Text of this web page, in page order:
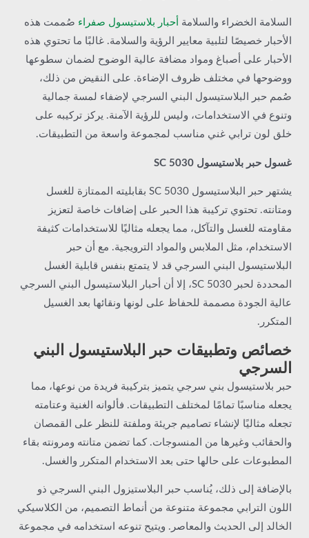
السلامة الخضراء والسلامة أحبار بلاستيسول صفراء صُممت هذه
الأحبار خصيصًا لتلبية معايير الرؤية والسلامة. غالبًا ما تحتوي هذه
الأحبار على أصباغ ومواد مضافة عالية الوضوح لضمان سطوعها
ووضوحها في مختلف ظروف الإضاءة. على النقيض من ذلك،
صُمم حبر البلاستيسول البني السرجي لإضفاء لمسة جمالية
وتنوع في الاستخدامات، وليس للرؤية الآمنة. يركز تركيبه على
خلق لون ترابي غني مناسب لمجموعة واسعة من التطبيقات.
غسول حبر بلاستيسول SC 5030
يشتهر حبر البلاستيسول SC 5030 بقابليته الممتازة للغسل
ومتانته. تحتوي تركيبة هذا الحبر على إضافات خاصة لتعزيز
مقاومته للغسل والتآكل، مما يجعله مثاليًا للاستخدامات كثيفة
الاستخدام، مثل الملابس والمواد الترويجية. مع أن حبر
البلاستيسول البني السرجي قد لا يتمتع بنفس قابلية الغسل
المحددة لحبر SC 5030، إلا أن أحبار البلاستيسول البني السرجي
عالية الجودة مصممة للحفاظ على لونها ونقائها بعد الغسيل
المتكرر.
خصائص وتطبيقات حبر البلاستيسول البني
السرجي
حبر بلاستيسول بني سرجي يتميز بتركيبة فريدة من نوعها، مما
يجعله مناسبًا تمامًا لمختلف التطبيقات. فألوانه الغنية وعتامته
تجعله مثاليًا لإنشاء تصاميم جريئة وملفتة للنظر على القمصان
والحقائب وغيرها من المنسوجات. كما تضمن متانته ومرونته بقاء
المطبوعات على حالها حتى بعد الاستخدام المتكرر والغسل.
بالإضافة إلى ذلك، يُناسب حبر البلاستيزول البني السرجي ذو
اللون الترابي مجموعة متنوعة من أنماط التصميم، من الكلاسيكي
الخالد إلى الحديث والمعاصر. ويتيح تنوعه استخدامه في مجموعة